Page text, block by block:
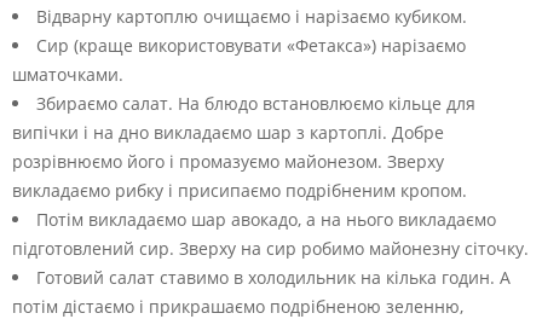
Відварну картоплю очищаємо і нарізаємо кубиком.
Сир (краще використовувати «Фетакса») нарізаємо
шматочками.
Збираємо салат. На блюдо встановлюємо кільце для
випічки і на дно викладаємо шар з картоплі. Добре
розрівнюємо його і промазуємо майонезом. Зверху
викладаємо рибку і присипаємо подрібненим кропом.
Потім викладаємо шар авокадо, а на нього викладаємо
підготовлений сир. Зверху на сир робимо майонезну сіточку.
Готовий салат ставимо в холодильник на кілька годин. А
потім дістаємо і прикрашаємо подрібненою зеленню,